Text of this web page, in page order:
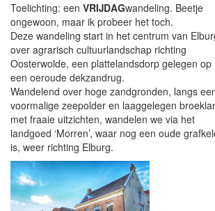
Toelichting: een VRIJDAGwandeling. Beetje
ongewoon, maar ik probeer het toch.
Deze wandeling start in het centrum van
over agrarisch cultuurlandschap richting
Oosterwolde, een plattelandsdorp gelegen op
een oeroude dekzandrug.
Wandelend over hoge zandgronden, langs
voormalige zeepolder en laaggelegen
met fraaie uitzichten, wandelen we via het
landgoed ‘Morren’, waar nog een oude
is, weer richting Elburg.